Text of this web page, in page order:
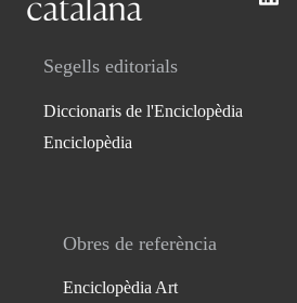
Segells editorials
Diccionaris de l'Enciclopèdia
Enciclopèdia
Obres de referència
Enciclopèdia Art